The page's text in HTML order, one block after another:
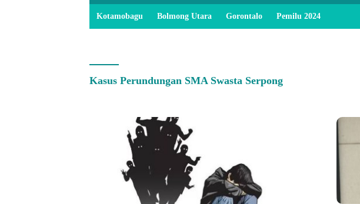
Kotamobagu Bolmong Utara Gorontalo Pemilu 2024
Kasus Perundungan SMA Swasta Serpong